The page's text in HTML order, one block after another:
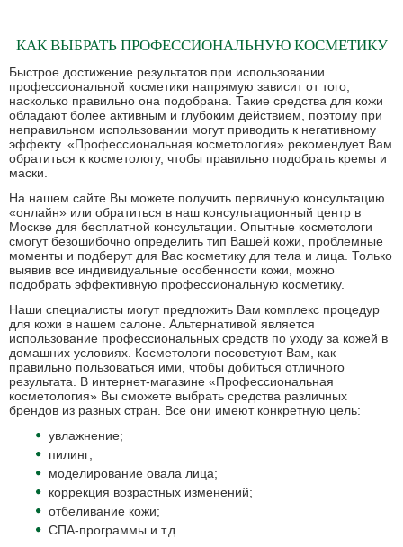
КАК ВЫБРАТЬ ПРОФЕССИОНАЛЬНУЮ КОСМЕТИКУ
Быстрое достижение результатов при использовании
профессиональной косметики напрямую зависит от того,
насколько правильно она подобрана. Такие средства для кожи
обладают более активным и глубоким действием, поэтому при
неправильном использовании могут приводить к негативному
эффекту. «Профессиональная косметология» рекомендует Вам
обратиться к косметологу, чтобы правильно подобрать кремы и
маски.
На нашем сайте Вы можете получить первичную консультацию
«онлайн» или обратиться в наш консультационный центр в
Москве для бесплатной консультации. Опытные косметологи
смогут безошибочно определить тип Вашей кожи, проблемные
моменты и подберут для Вас косметику для тела и лица. Только
выявив все индивидуальные особенности кожи, можно
подобрать эффективную профессиональную косметику.
Наши специалисты могут предложить Вам комплекс процедур
для кожи в нашем салоне. Альтернативой является
использование профессиональных средств по уходу за кожей в
домашних условиях. Косметологи посоветуют Вам, как
правильно пользоваться ими, чтобы добиться отличного
результата. В интернет-магазине «Профессиональная
косметология» Вы сможете выбрать средства различных
брендов из разных стран. Все они имеют конкретную цель:
увлажнение;
пилинг;
моделирование овала лица;
коррекция возрастных изменений;
отбеливание кожи;
СПА-программы и т.д.